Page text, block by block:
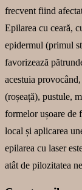
frecvent fiind
Epilarea cu ceară,
epidermul (primul
favorizează
acestuia
(roșeață), pustule,
formelor ușoare de
local și aplicarea
epilarea cu laser
atât de pilozitatea